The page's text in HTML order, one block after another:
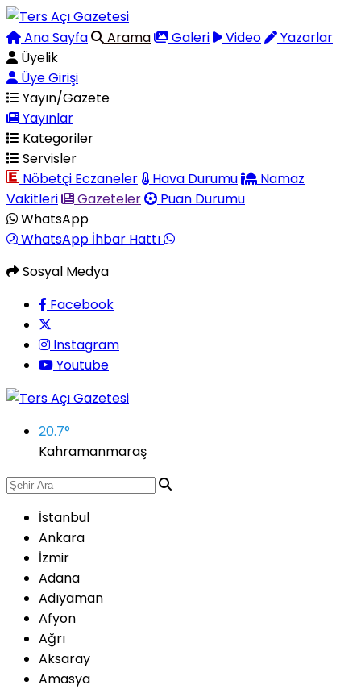
Ana Sayfa Arama Galeri Video
Yazarlar
Üyelik
Üye Girişi
Yayın/Gazete
Yayınlar
Kategoriler
Servisler
Nöbetçi Eczaneler
Hava Durumu
Namaz
Vakitleri
Gazeteler
Puan Durumu
WhatsApp
WhatsApp İhbar Hattı
Sosyal Medya
Facebook
Instagram
Youtube
20.7°
Kahramanmaraş
İstanbul
Ankara
İzmir
Adana
Adıyaman
Afyon
Ağrı
Aksaray
Amasya